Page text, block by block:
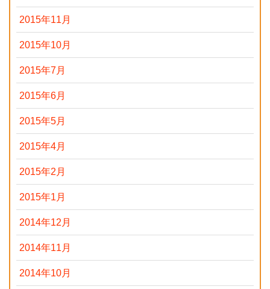
2015年11月
2015年10月
2015年7月
2015年6月
2015年5月
2015年4月
2015年2月
2015年1月
2014年12月
2014年11月
2014年10月